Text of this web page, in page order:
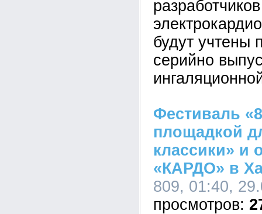
разработчиков
будут учтены
серийно
Фестиваль
площадкой
классики» и
«КАРДО» в
809, 01:40,